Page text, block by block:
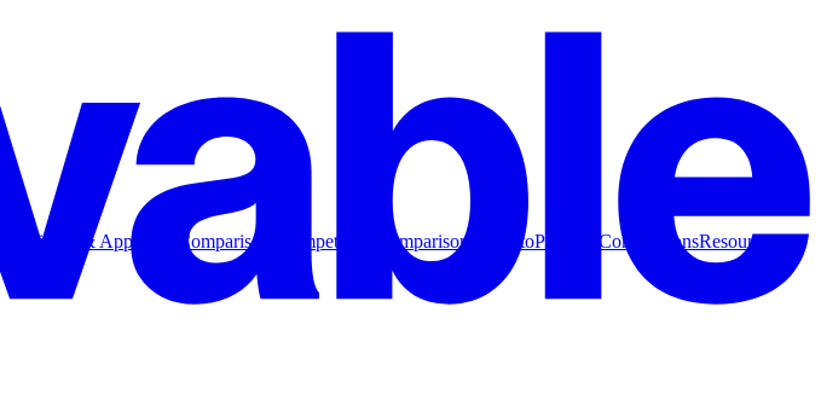
Business & App Ideas Comparisons Competitive Comparisons How toProduct ComparisonsResources for